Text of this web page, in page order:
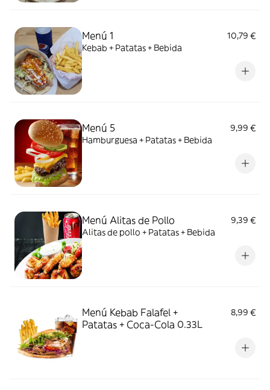
Menú 1
10,79 €
Kebab + Patatas + Bebida
Menú 5
9,99 €
Hamburguesa + Patatas + Bebida
Menú Alitas de Pollo
9,39 €
Alitas de pollo + Patatas + Bebida
Menú Kebab Falafel +
Patatas + Coca-Cola 0.33L
8,99 €